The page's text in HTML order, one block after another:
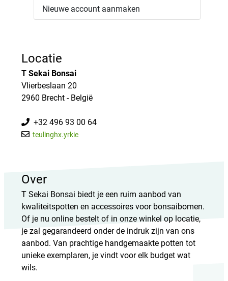
Nieuwe account aanmaken
Locatie
T Sekai Bonsai
Vlierbeslaan 20
2960 Brecht - België
+32 496 93 00 64
teulinghx.yrkie
Over
T Sekai Bonsai biedt je een ruim aanbod van
kwaliteitspotten en accessoires voor bonsaibomen.
Of je nu online bestelt of in onze winkel op locatie,
je zal gegarandeerd onder de indruk zijn van ons
aanbod. Van prachtige handgemaakte potten tot
unieke exemplaren, je vindt voor elk budget wat
wils.